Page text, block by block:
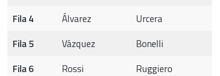
Fila 4
Álvarez
Urcera
Fila 5
Vázquez
Bonelli
Fila 6
Rossi
Ruggiero